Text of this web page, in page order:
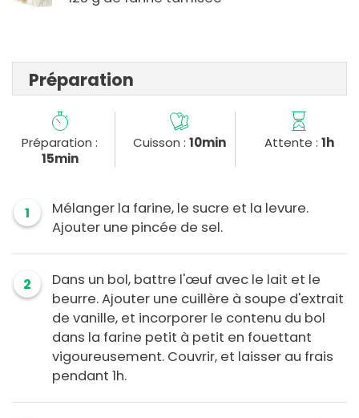
Préparation
Préparation :
15min
Cuisson : 10min Attente : 1h
1
Mélanger la farine, le sucre et la levure.
Ajouter une pincée de sel.
2
Dans un bol, battre l'œuf avec le lait et le
beurre. Ajouter une cuillère à soupe d'extrait
de vanille, et incorporer le contenu du bol
dans la farine petit à petit en fouettant
vigoureusement. Couvrir, et laisser au frais
pendant 1h.